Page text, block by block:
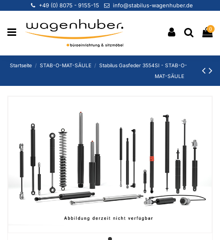
+49 (0) 8075 - 9155-15 info@stabilus-wagenhuber.de
0
Startseite STAB-O-MAT-SÄULE
Stabilus Gasfeder 3554SI - STAB-O-
MAT-SÄULE